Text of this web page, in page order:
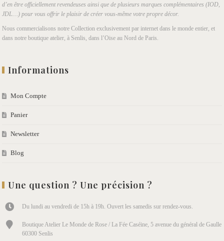
d’en être officiellement revendeuses ainsi que de plusieurs marques complémentaires (IOD,
JDL…) pour vous offrir le plaisir de créer vous-même votre propre décor.
Nous commercialisons notre Collection exclusivement par internet dans le monde entier, et
dans notre boutique atelier, à Senlis, dans l’Oise au Nord de Paris.
Informations
Mon Compte
Panier
Newsletter
Blog
Une question ? Une précision ?
Du lundi au vendredi de 15h à 19h. Ouvert les samedis sur rendez-vous.
Boutique Atelier Le Monde de Rose / La Fée Caséine, 5 avenue du général de Gaulle
60300 Senlis